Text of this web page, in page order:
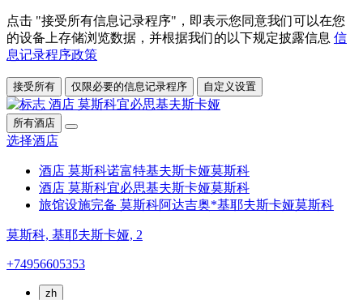
点击 "接受所有信息记录程序"，即表示您同意我们可以在您
的设备上存储浏览数据，并根据我们的以下规定披露信息 信
息记录程序政策
接受所有 仅限必要的信息记录程序 自定义设置
所有酒店
选择酒店
酒店 莫斯科诺富特基夫斯卡娅莫斯科
酒店 莫斯科宜必思基夫斯卡娅莫斯科
旅馆设施完备 莫斯科阿达吉奥*基耶夫斯卡娅莫斯科
莫斯科, 基耶夫斯卡娅, 2
+74956605353
zh